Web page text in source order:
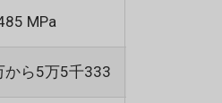
MPa
から5万5千333